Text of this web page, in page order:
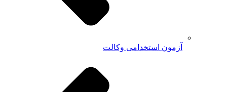
آزمون استخدامی وکالت